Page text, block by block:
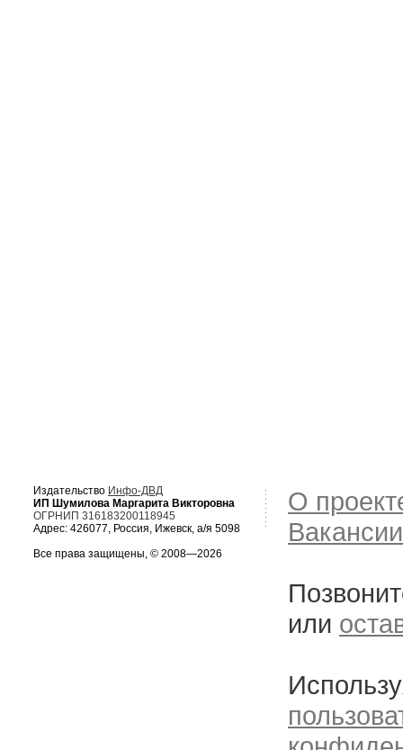
Издательство Инфо-ДВД
ИП Шумилова Маргарита Викторовна
ОГРНИП 316183200118945
Адрес: 426077, Россия, Ижевск, а/я 5098
Все права защищены, © 2008—2026
О
Вакансии
или